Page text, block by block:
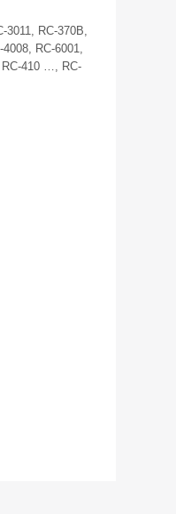
3011, RC-370B,
RC-6001,
RC-410 …, RC-